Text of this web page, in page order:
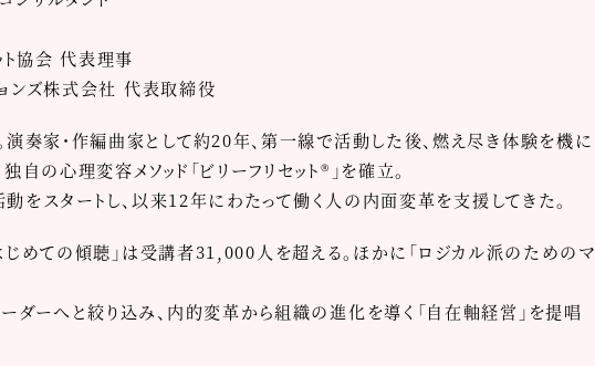
ト協会 代表理事
ョンズ株式会社 代表取締役
奏家・作編曲家として約20年、第一線で活動した後、燃え尽き体験を機に
の心理変容メソッド「ビリーフリセット®」を確立。
をスタートし、以来12年にわたって働く人の内面変革を支援してきた。
じめての傾聴」は受講者31,000人を超える。ほかに「ロジカル派のためのマ
ダーへと絞り込み、内的変革から組織の進化を導く「自在軸経営」を提唱